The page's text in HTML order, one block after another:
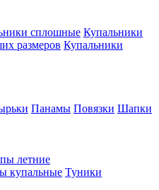
сплошные Купальники
размеров Купальники
Панамы Повязки Шапки
летние
купальные Туники